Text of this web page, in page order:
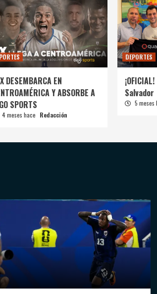
DESEMBARCA EN
Y ABSORBE A
SPORTS
4 meses hace Redacción
DEPORTES
Salvador
5